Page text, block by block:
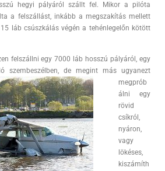
hegyi pályáról szállt fel. Mikor a pilóta
a felszállást, inkább a megszakítás mellett
láb csúszkálás végén a tehénlegelőn kötött
felszállni egy 7000 láb hosszú pályáról, egy
szembeszélben, de megint más ugyanezt
megprób
álni egy
rövid
csíkról,
nyáron,
vagy
lökéses,
kiszámíth